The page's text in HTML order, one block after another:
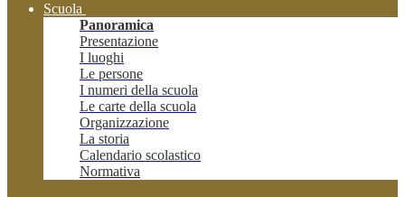
Scuola
Panoramica
Presentazione
I luoghi
Le persone
I numeri della scuola
Le carte della scuola
Organizzazione
La storia
Calendario scolastico
Normativa